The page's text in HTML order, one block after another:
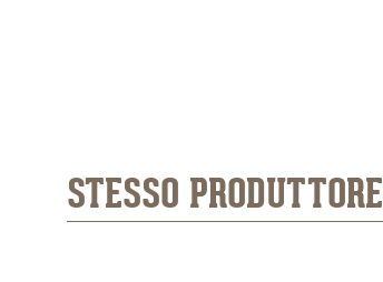
STESSO PRODUTTORE